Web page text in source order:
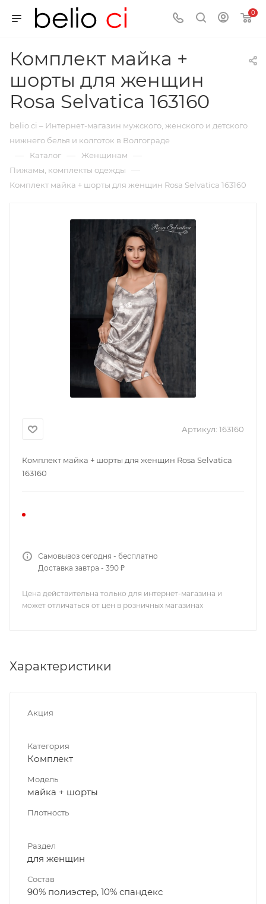
0
Комплект майка +
шорты для женщин
Rosa Selvatica 163160
belio ci – Интернет-магазин мужского, женского и детского
нижнего белья и колготок в Волгограде
— Каталог — Женщинам —
Пижамы, комплекты одежды —
Комплект майка + шорты для женщин Rosa Selvatica 163160
Артикул: 163160
Комплект майка + шорты для женщин Rosa Selvatica
163160
Самовывоз сегодня - бесплатно
Доставка завтра - 390 ₽
Цена действительна только для интернет-магазина и
может отличаться от цен в розничных магазинах
Характеристики
Акция
Категория
Комплект
Модель
майка + шорты
Плотность
Раздел
для женщин
Состав
90% полиэстер, 10% спандекс